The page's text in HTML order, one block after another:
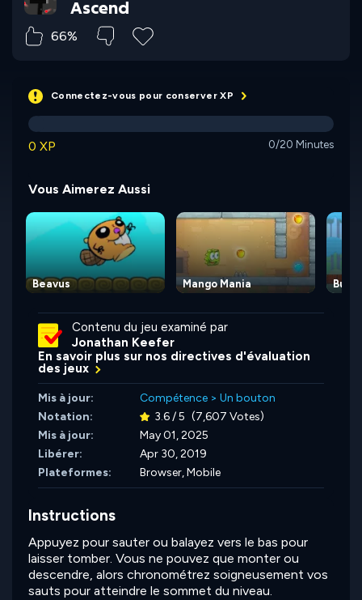
Ascend
66%
Connectez-vous pour conserver XP
0 XP 0/20 Minutes
Vous Aimerez Aussi
Beavus Mango Mania
Contenu du jeu examiné par
Jonathan Keefer
En savoir plus sur nos directives d'évaluation
des jeux
Mis à jour: Compétence > Un bouton
Notation:
3.6 / 5 (7,607 Votes)
Mis à jour:
May 01, 2025
Libérer:
Apr 30, 2019
Plateformes:
Browser, Mobile
Instructions
Appuyez pour sauter ou balayez vers le bas pour
laisser tomber. Vous ne pouvez que monter ou
descendre, alors chronométrez soigneusement vos
sauts pour atteindre le sommet du niveau.